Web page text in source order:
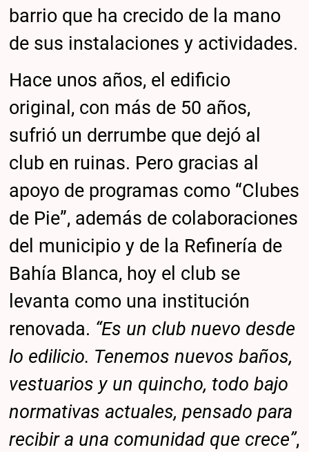
barrio que ha crecido de la mano
de sus instalaciones y actividades.
Hace unos años, el edificio
original, con más de 50 años,
sufrió un derrumbe que dejó al
club en ruinas. Pero gracias al
apoyo de programas como “Clubes
de Pie”, además de colaboraciones
del municipio y de la Refinería de
Bahía Blanca, hoy el club se
levanta como una institución
renovada. “Es un club nuevo desde
lo edilicio. Tenemos nuevos baños,
vestuarios y un quincho, todo bajo
normativas actuales, pensado para
recibir a una comunidad que crece”,